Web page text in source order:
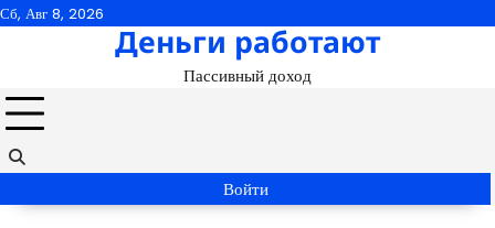
Перейти
Сб, Авг 8, 2026
Деньги работают
Пассивный доход
Войти